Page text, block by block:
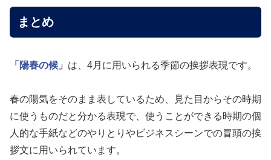
まとめ
「陽春の候」 は、4月に用いられる季節の挨拶表現です。
春の陽気をそのまま表しているため、見た目からその時期
に使うものだと分かる表現で、使うことができる時期の個
人的な手紙などのやりとりやビジネスシーンでの冒頭の挨
拶文に用いられています。